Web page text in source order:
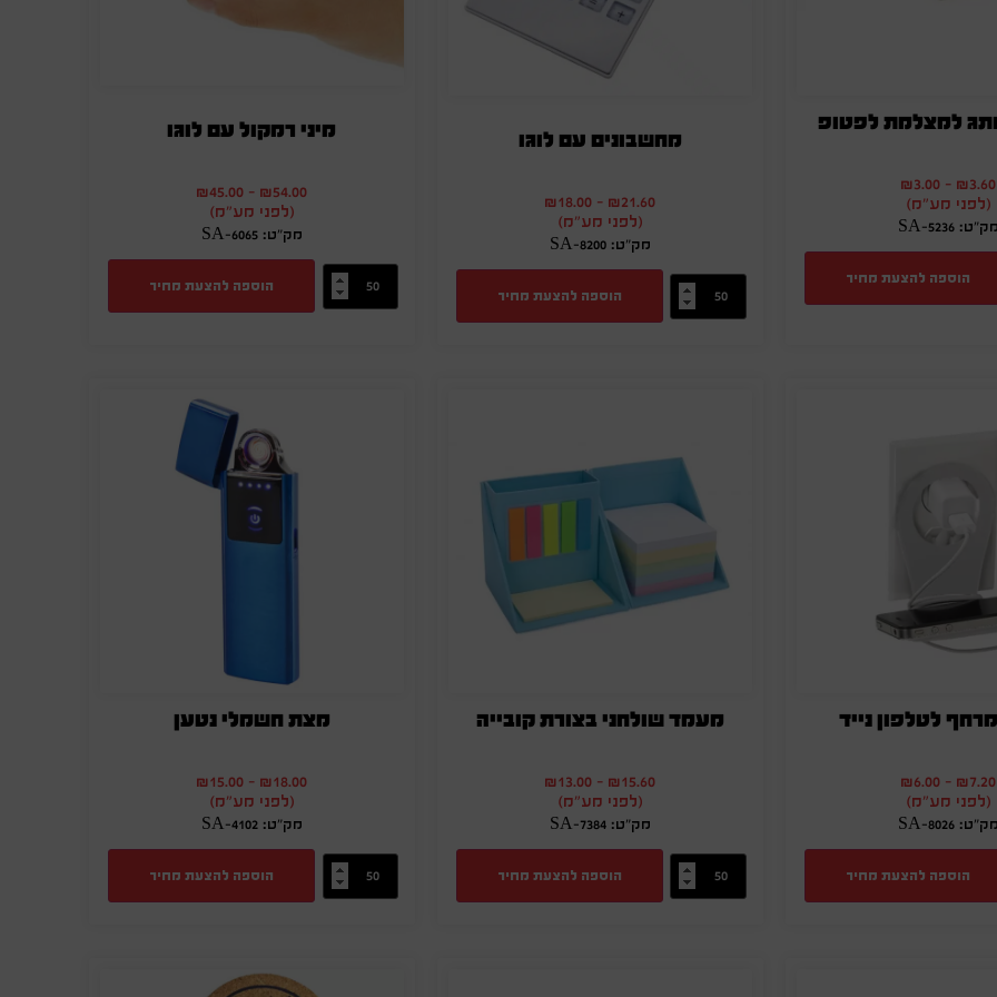
למצלמת לפטופ
₪3.60
-
₪3.00
(לפני מע"מ)
מק"ט: SA-5236
הוספה להצעת מחיר
מחשבונים עם לוגו
₪21.60
-
₪18.00
(לפני מע"מ)
מק"ט: SA-8200
הוספה להצעת מחיר
מיני רמקול עם לוגו
₪54.00
-
₪45.00
(לפני מע"מ)
מק"ט: SA-6065
הוספה להצעת מחיר
לטלפון נייד
₪7.20
-
₪6.00
(לפני מע"מ)
מק"ט: SA-8026
הוספה להצעת מחיר
מעמד שולחני בצורת קובייה
₪15.60
-
₪13.00
(לפני מע"מ)
מק"ט: SA-7384
הוספה להצעת מחיר
מצת חשמלי נטען
₪18.00
-
₪15.00
(לפני מע"מ)
מק"ט: SA-4102
הוספה להצעת מחיר